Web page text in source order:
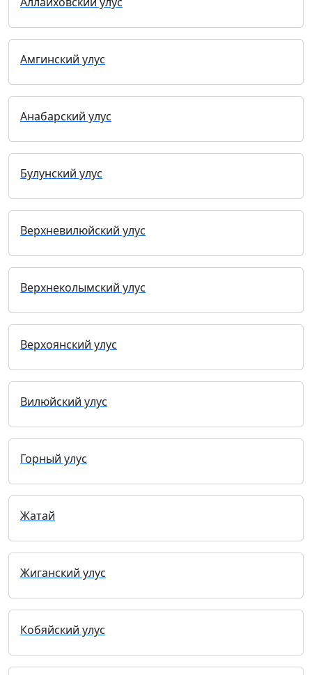
Амгинский улус
Анабарский улус
Булунский улус
Верхневилюйский улус
Верхнеколымский улус
Верхоянский улус
Вилюйский улус
Горный улус
Жатай
Жиганский улус
Кобяйский улус